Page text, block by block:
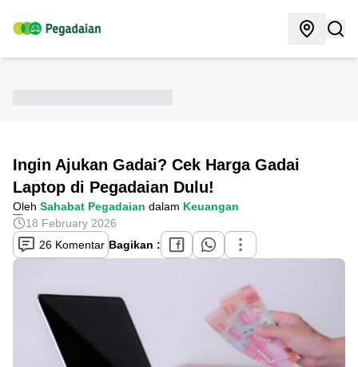
Ingin Ajukan Gadai? Cek Harga Gadai
Laptop di Pegadaian Dulu!
Oleh Sahabat Pegadaian dalam Keuangan
18 February 2026
26 Komentar Bagikan :